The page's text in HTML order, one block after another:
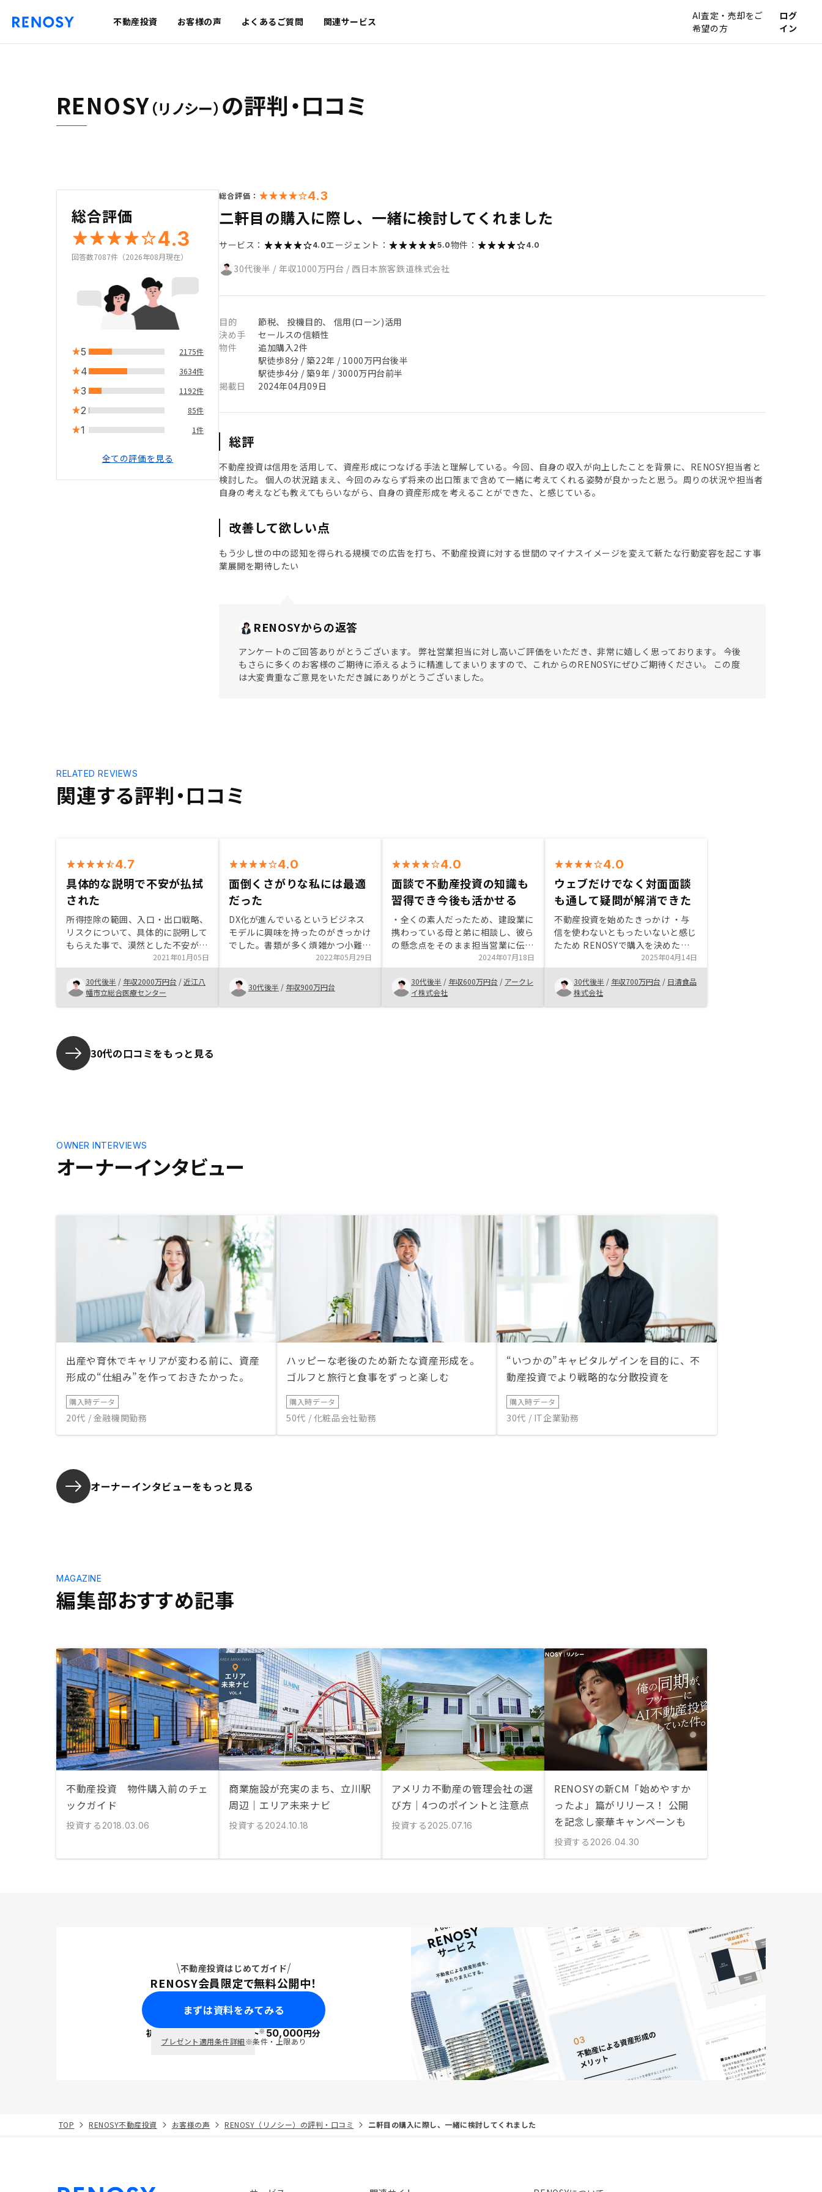
不動産投資 お客様の声 よくあるご質問 関連サービス
AI査定・売却をご
希望の方
ログ
イン
RENOSY（リノシー） の評判・口コミ
総合評価
4.3
回答数7087件（2026年08月現在）
5 2175件
4 3634件
3 1192件
2 85件
1 1件
全ての評価を見る
総合評価： 4.3
二軒目の購入に際し、一緒に検討してくれました
サービス： 4.0エージェント： 5.0物件： 4.0
30代後半 / 年収1000万円台 / 西日本旅客鉄道株式会社
目的
節税、 投機目的、 信用(ローン)活用
決め手
セールスの信頼性
物件
追加購入2件
駅徒歩8分 / 築22年 / 1000万円台後半
駅徒歩4分 / 築9年 / 3000万円台前半
掲載日
2024年04月09日
総評
不動産投資は信用を活用して、資産形成につなげる手法と理解している。今回、自身の収入が向上したことを背景に、RENOSY担当者と
検討した。 個人の状況踏まえ、今回のみならず将来の出口策まで含めて一緒に考えてくれる姿勢が良かったと思う。周りの状況や担当者
自身の考えなども教えてもらいながら、自身の資産形成を考えることができた、と感じている。
改善して欲しい点
もう少し世の中の認知を得られる規模での広告を打ち、不動産投資に対する世間のマイナスイメージを変えて新たな行動変容を起こす事
業展開を期待したい
RENOSYからの返答
アンケートのご回答ありがとうございます。 弊社営業担当に対し高いご評価をいただき、非常に嬉しく思っております。 今後
もさらに多くのお客様のご期待に添えるように精進してまいりますので、これからのRENOSYにぜひご期待ください。 この度
は大変貴重なご意見をいただき誠にありがとうございました。
関連する評判・口コミ
RELATED REVIEWS
4.7
具体的な説明で不安が払拭
された
所得控除の範囲、入口・出口戦略、
リスクについて、具体的に説明して
もらえた事で、漠然とした不安が払
拭された。自分で管理するのが最も
収益化には良いかもしれないが、そ
の労力とのバランスを考えて
RENOSYに委託することにした。不
動産投資のメリットを相手の理解度
頂けると安心に繋がると思います。
2021年01月05日
30代後半 / 年収2000万円台 /近江八
幡市立総合医療センター
4.0
面倒くさがりな私には最適
だった
DX化が進んでいるというビジネス
モデルに興味を持ったのがきっかけ
でした。書類が多く煩雑かつ小難し
い不動産の取引であり、結構手続き
が面倒という印象を持っていました
が、購入から運営、そして売却まで
を一連ででき、運用もシンプルなプ
ランでわかりやすいというのが非常
ないので、もう少し運営数字が見え
2022年05月29日
30代後半 / 年収900万円台
4.0
面談で不動産投資の知識も
習得でき今後も活かせる
・全くの素人だったため、建設業に
携わっている母と弟に相談し、彼ら
の懸念点をそのまま担当営業に伝え
るのを何回も繰り返し、最後に一切
の懸念が残らなかった状態で購入を
決めました。 ・特に空室保証の部
分が安心材料となりました。 ・絶
えない質問に担当営業はいつも丁寧
2024年07月18日
30代後半 / 年収600万円台 / アークレ
イ株式会社
4.0
ウェブだけでなく対面面談
も通して疑問が解消できた
不動産投資を始めたきっかけ ・与
信を使わないともったいないと感じ
たため RENOSYで購入を決めた理
由 ・独自で不動産購入を進めるハ
ードルが高かったため ・ウェブ、
対面の面談を繰り返して疑問解消に
付き合ってくれた ・やらない理由
がないと理解できてからもなかなか
2025年04月14日
30代後半 / 年収700万円台 / 日清食品
株式会社
30代の口コミをもっと見る
オーナーインタビュー
OWNER INTERVIEWS
出産や育休でキャリアが変わる前に、資産
形成の“仕組み”を作っておきたかった。
購入時データ
20代 / 金融機関勤務
ハッピーな老後のため新たな資産形成を。
ゴルフと旅行と食事をずっと楽しむ
購入時データ
50代 / 化粧品会社勤務
“いつかの”キャピタルゲインを目的に、不
動産投資でより戦略的な分散投資を
購入時データ
30代 / IT企業勤務
オーナーインタビューをもっと見る
編集部おすすめ記事
MAGAZINE
不動産投資 物件購入前のチェ
ックガイド
投資する 2018.03.06
商業施設が充実のまち、立川駅
周辺｜エリア未来ナビ
投資する 2024.10.18
アメリカ不動産の管理会社の選
び方｜4つのポイントと注意点
投資する 2025.07.16
RENOSYの新CM「始めやすか
ったよ」篇がリリース！ 公開
を記念し豪華キャンペーンも
投資する 2026.04.30
不動産投資はじめてガイド
RENOSY会員限定で無料公開中！
まずは資料をみてみる
初回面談で ポイント※50,000円分
プレゼント適用条件詳細※条件・上限あり
TOP RENOSY不動産投資 お客様の声 RENOSY（リノシー）の評判・口コミ 二軒目の購入に際し、一緒に検討してくれました